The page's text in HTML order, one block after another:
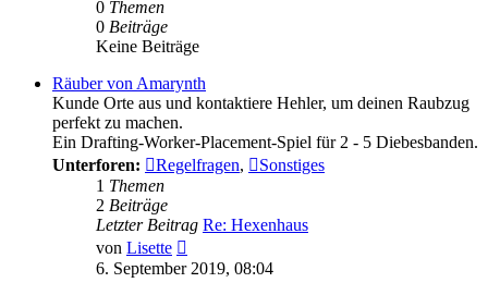
0 Themen
0 Beiträge
Keine Beiträge
Räuber von Amarynth
Kunde Orte aus und kontaktiere Hehler, um deinen Raubzug
perfekt zu machen.
Ein Drafting-Worker-Placement-Spiel für 2 - 5 Diebesbanden.
Unterforen:
Regelfragen,
Sonstiges
1 Themen
2 Beiträge
Letzter Beitrag Re: Hexenhaus
von Lisette
Beitrag
6. September 2019, 08:04